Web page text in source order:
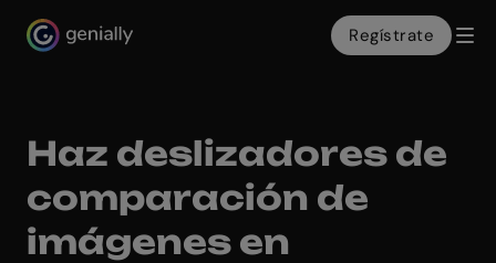
Genialy home page
Regístrate
Haz deslizadores de
comparación de
imágenes en